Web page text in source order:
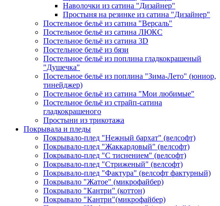
Наволочки из сатина "Дизайнер"
Простыня на резинке из сатина "Дизайнер"
Постельное бельё из сатина "Версаль"
Постельное бельё из сатина ЛЮКС
Постельное бельё из сатина 3D
Постельное бельё из бязи
Постельное бельё из поплина гладкокрашеный
"Душечка"
Постельное бельё из поплина "Зима-Лето" (юниор,
тинейджер)
Постельное бельё из сатина "Мои любимые"
Постельное бельё из страйп-сатина
гладкокрашеного
Простыни из трикотажа
Покрывала и пледы
Покрывало-плед "Нежный бархат" (велсофт)
Покрывало-плед "Жаккардовый" (велсофт)
Покрывало-плед "С тиснением" (велсофт)
Покрывало-плед "Стриженый" (велсофт)
Покрывало-плед "Фактура" (велсофт фактурный)
Покрывало "Жатое" (микрофайбер)
Покрывало "Кантри" (коттон)
Покрывало "Кантри"(микрофайбер)